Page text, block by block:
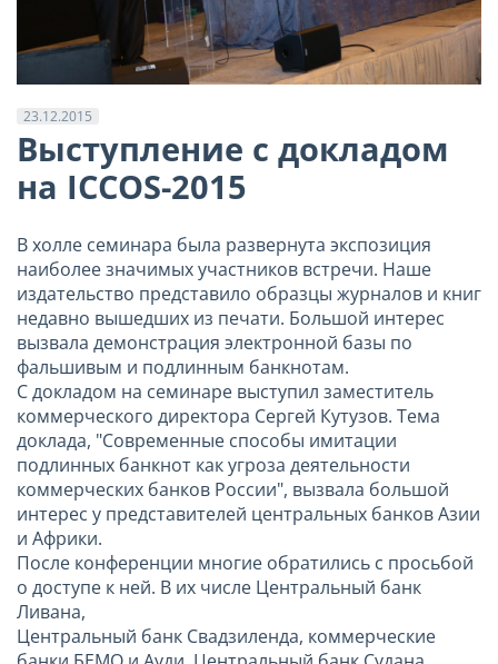
23.12.2015
Выступление с докладом
на ICCOS-2015
В холле семинара была развернута экспозиция
наиболее значимых участников встречи. Наше
издательство представило образцы журналов и книг
недавно вышедших из печати. Большой интерес
вызвала демонстрация электронной базы по
фальшивым и подлинным банкнотам.
С докладом на семинаре выступил заместитель
коммерческого директора Сергей Кутузов. Тема
доклада, "Современные способы имитации
подлинных банкнот как угроза деятельности
коммерческих банков России", вызвала большой
интерес у представителей центральных банков Азии
и Африки.
После конференции многие обратились с просьбой
о доступе к ней. В их числе Центральный банк
Ливана,
Центральный банк Свадзиленда, коммерческие